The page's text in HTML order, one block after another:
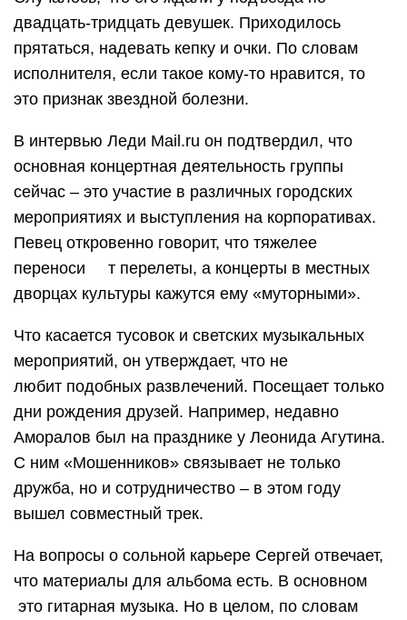
двадцать-тридцать девушек. Приходилось
прятаться, надевать кепку и очки. По словам
исполнителя, если такое кому-то нравится, то
это признак звездной болезни.
В интервью Леди Mail.ru он подтвердил, что
основная концертная деятельность группы
сейчас – это участие в различных городских
мероприятиях и выступления на корпоративах.
Певец откровенно говорит, что тяжелее
переноси т перелеты, а концерты в местных
дворцах культуры кажутся ему «муторными».
Что касается тусовок и светских музыкальных
мероприятий, он утверждает, что не
любит подобных развлечений. Посещает только
дни рождения друзей. Например, недавно
Аморалов был на празднике у Леонида Агутина.
С ним «Мошенников» связывает не только
дружба, но и сотрудничество – в этом году
вышел совместный трек.
На вопросы о сольной карьере Сергей отвечает,
что материалы для альбома есть. В основном
это гитарная музыка. Но в целом, по словам